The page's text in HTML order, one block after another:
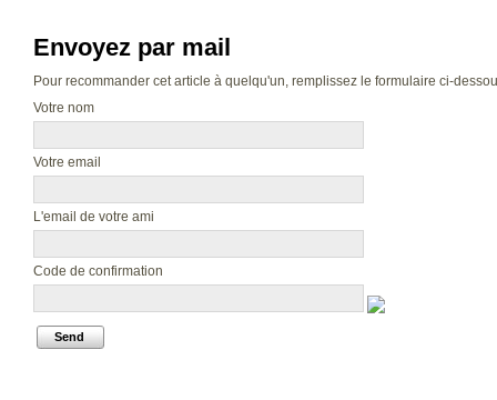
Envoyez par mail
Pour recommander cet article à quelqu'un, remplissez le formulaire ci-
Votre nom
Votre email
L'email de votre ami
Code de confirmation
Send